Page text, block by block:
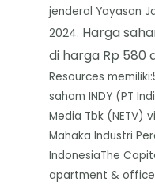
jenderal Yayasan
2024. Harga
di harga Rp 580
Resources
saham INDY (PT
Media Tbk (NETV)
Mahaka Industri
IndonesiaThe
apartment &